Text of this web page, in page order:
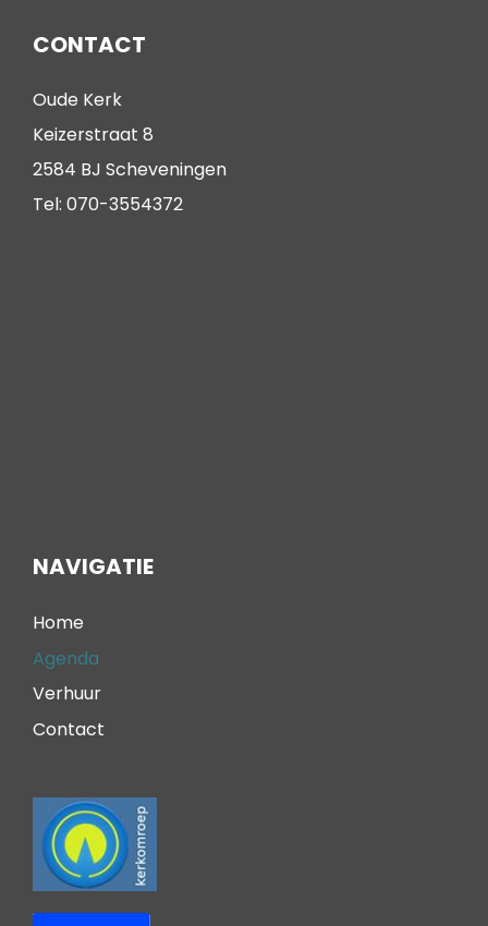
CONTACT
Oude Kerk
Keizerstraat 8
2584 BJ Scheveningen
Tel: 070-3554372
NAVIGATIE
Home
Agenda
Verhuur
Contact